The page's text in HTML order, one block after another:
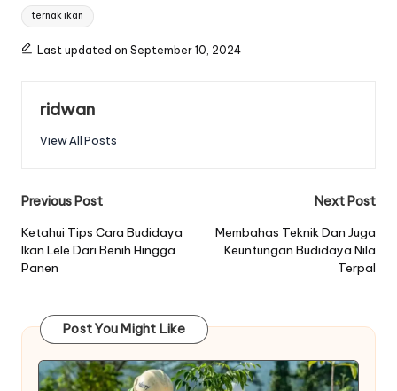
ternak ikan
Last updated on September 10, 2024
ridwan
View All Posts
Post
navigation
Previous Post
Ketahui Tips Cara Budidaya
Ikan Lele Dari Benih Hingga
Panen
Next Post
Membahas Teknik Dan Juga
Keuntungan Budidaya Nila
Terpal
Post You Might Like